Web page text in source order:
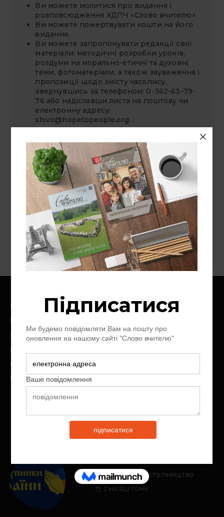
Ви можете молитися про видання і
розповсюдження ХДПЧ «Слово вчителю».
Ви можете пожертвувати кошти на його
видання.
Ви можете запропонувати редакції свої
матеріали: методичні розробки уроків,
роздуми на морально-етичні та духовні
теми, фотоматеріали, а також зауваження і
пропозиції щодо змісту часопису,
звернувшись за телефоном: 0-362-63-79-
76 або надіславши листа на поштову чи
електронну адресу:
slovo@hopetopeople.org.
СУВІЙ БЛОҐІВ
«Надія — людям»
Національний університет "Острозька
академія"
Ноїв Ковчег
Слово про слово
Цінності
Головна
Про нас
Архів журналу
Контакт
Пожертви
Передплата
Молитовне заступництво
2 МІСЯЦІ ТОМУ